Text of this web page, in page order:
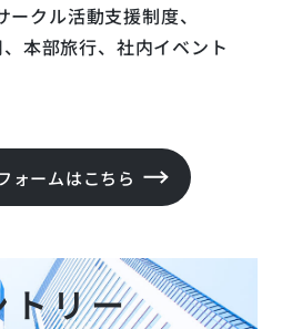
クル活動支援制度、
本部旅行、社内イベント
ォームはこちら
トリー